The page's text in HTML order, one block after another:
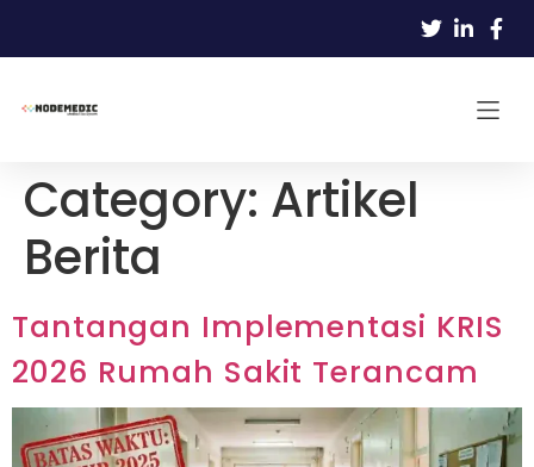
Category: Artikel
Berita
Tantangan Implementasi KRIS
2026 Rumah Sakit Terancam